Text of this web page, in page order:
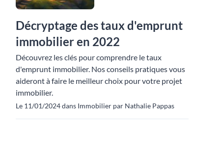
Décryptage des taux d'emprunt
immobilier en 2022
Découvrez les clés pour comprendre le taux
d'emprunt immobilier. Nos conseils pratiques vous
aideront à faire le meilleur choix pour votre projet
immobilier.
Le 11/01/2024 dans Immobilier par Nathalie Pappas